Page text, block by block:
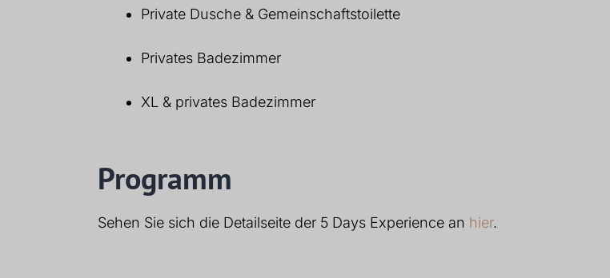
Private Dusche & Gemeinschaftstoilette
Privates Badezimmer
XL & privates Badezimmer
Programm
Sehen Sie sich die Detailseite der 5 Days Experience an hier.